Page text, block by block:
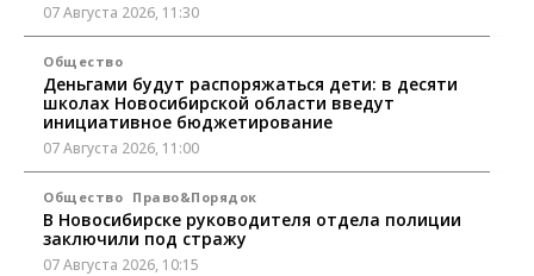
07 Августа 2026, 11:30
Общество
Деньгами будут распоряжаться дети: в десяти
школах Новосибирской области введут
инициативное бюджетирование
07 Августа 2026, 11:00
Общество Право&Порядок
В Новосибирске руководителя отдела полиции
заключили под стражу
07 Августа 2026, 10:15